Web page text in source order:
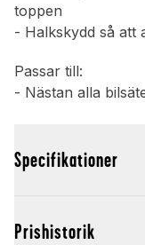
toppen
- Halkskydd så att
Passar till:
- Nästan alla
Specifikationer
Prishistorik